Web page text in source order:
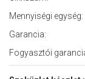
Mennyiségi egység:
Garancia:
Fogyasztói